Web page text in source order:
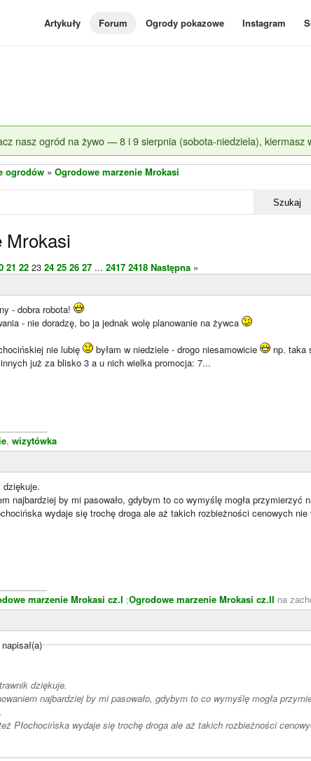
Artykuły Forum Ogrody pokazowe Instagram
nasz ogród na żywo — 8 i 9 sierpnia (sobota-niedziela), kiermasz
ogrodów » Ogrodowe marzenie Mrokasi
Szukaj
Mrokasi
21 22 23 24 25 26 27 ... 2417 2418 Następna »
- dobra robota!
- nie doradzę, bo ja jednak wolę planowanie na żywca
nie lubię
byłam w niedziele - drogo niesamowicie
np. taka
już za blisko 3 a u nich wielka promocja: 7...
, wizytówka
dziękuje.
najbardziej by mi pasowało, gdybym to co wymyślę mogła
wydaje się trochę droga ale aż takich rozbieżności cenowych
marzenie Mrokasi cz.I ;Ogrodowe marzenie Mrokasi cz.II na
dziękuje.
najbardziej by mi pasowało, gdybym to co wymyślę mogła
Płochocińska wydaje się trochę droga ale aż takich rozbieżności